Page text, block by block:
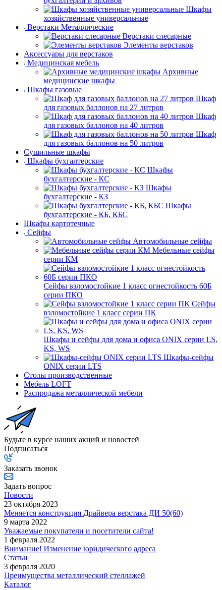
Шкафы
хозяйственные универсальные
Верстаки Металлические
Верстаки слесарные
Элементы верстаков
Аксессуары для верстаков
Медицинская мебель
Архивные
медицинские шкафы
Шкафы газовые
Шкаф
для газовых баллонов на 27 литров
Шкаф
для газовых баллонов на 40 литров
Шкаф
для газовых баллонов на 50 литров
Сушильные шкафы
Шкафы бухгалтерские
Шкафы
бухгалтерские - КС
Шкафы
бухгалтерские - КЗ
Шкафы
бухгалтерские - КБ, КБС
Шкафы картотечные
Сейфы
Автомобильные сейфы
Мебельные сейфы
серии КМ
Сейфы взломостойкие 1 класс огнестойкость 60Б
серии ПКО
Сейфы
взломостойкие 1 класс серии ПК
Шкафы и сейфы для дома и офиса ONIX серии LS,
KS, WS
Шкафы-сейфы
ONIX серии LTS
Столы производственные
Мебель LOFT
Распродажа металлической мебели
Будьте в курсе наших акций и новостей
Подписаться
Заказать звонок
Задать вопрос
Новости
23 октября 2023
Меняется конструкция Драйвера верстака ДИ 50(60)
9 марта 2022
Уважаемые покупатели и посетители сайта!
1 февраля 2022
Внимание! Изменение юридического адреса
Статьи
3 февраля 2020
Преимущества металлический стеллажей
Каталог